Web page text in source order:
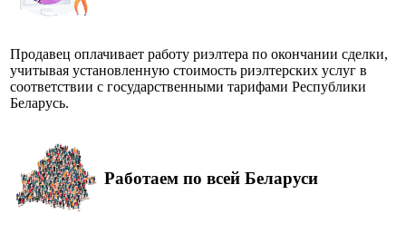
Продавец оплачивает работу риэлтера по окончании сделки,
учитывая установленную стоимость риэлтерских услуг в
соответствии с государственными тарифами Республики
Беларусь.
Работаем по всей Беларуси